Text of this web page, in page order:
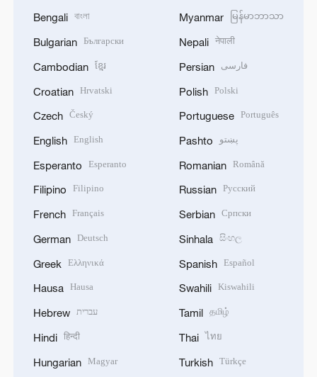
Bengali বাংলা
Bulgarian Български
Cambodian ខ្មែរ
Croatian Hrvatski
Czech Český
English English
Esperanto Esperanto
Filipino Filipino
French Français
German Deutsch
Greek Ελληνικά
Hausa Hausa
Hebrew עברית
Hindi हिन्दी
Hungarian Magyar
Myanmar မြန်မာဘာသာ
Nepali नेपाली
Persian فارسی
Polish Polski
Portuguese Português
Pashto پښتو
Romanian Română
Russian Русский
Serbian Српски
Sinhala සිංහල
Spanish Español
Swahili Kiswahili
Tamil தமிழ்
Thai ไทย
Turkish Türkçe